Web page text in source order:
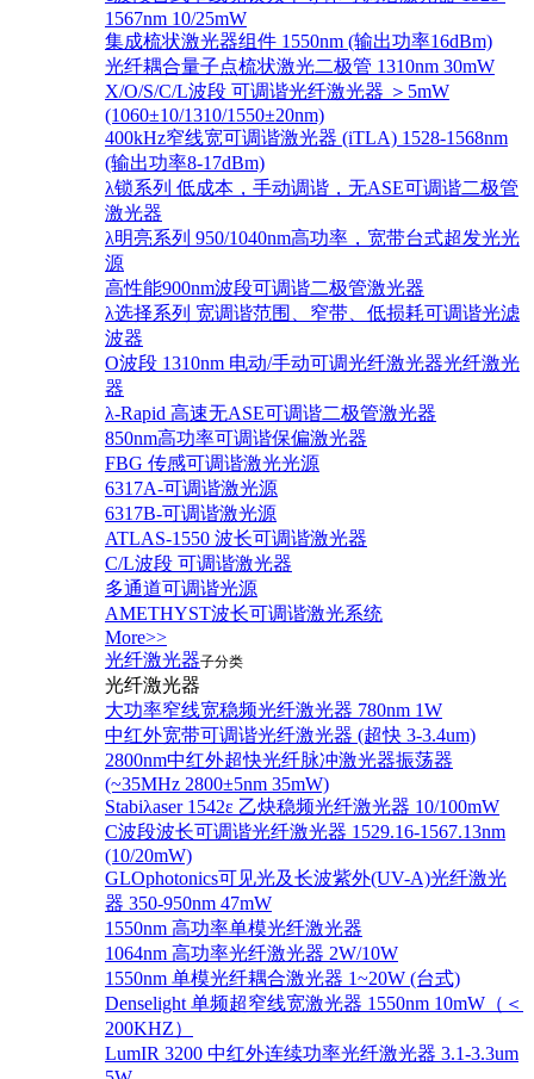
1567nm 10/25mW
集成梳状激光器组件 1550nm (输出功率16dBm)
光纤耦合量子点梳状激光二极管 1310nm 30mW
X/O/S/C/L波段 可调谐光纤激光器 ＞5mW
(1060±10/1310/1550±20nm)
400kHz窄线宽可调谐激光器 (iTLA) 1528-1568nm
(输出功率8-17dBm)
λ锁系列 低成本，手动调谐，无ASE可调谐二极管
激光器
λ明亮系列 950/1040nm高功率，宽带台式超发光光
源
高性能900nm波段可调谐二极管激光器
λ选择系列 宽调谐范围、窄带、低损耗可调谐光滤
波器
O波段 1310nm 电动/手动可调光纤激光器光纤激光
器
λ-Rapid 高速无ASE可调谐二极管激光器
850nm高功率可调谐保偏激光器
FBG 传感可调谐激光光源
6317A-可调谐激光源
6317B-可调谐激光源
ATLAS-1550 波长可调谐激光器
C/L波段 可调谐激光器
多通道可调谐光源
AMETHYST波长可调谐激光系统
More>>
光纤激光器子分类
光纤激光器
大功率窄线宽稳频光纤激光器 780nm 1W
中红外宽带可调谐光纤激光器 (超快 3-3.4um)
2800nm中红外超快光纤脉冲激光器振荡器
(~35MHz 2800±5nm 35mW)
Stabiλaser 1542ε 乙炔稳频光纤激光器 10/100mW
C波段波长可调谐光纤激光器 1529.16-1567.13nm
(10/20mW)
GLOphotonics可见光及长波紫外(UV-A)光纤激光
器 350-950nm 47mW
1550nm 高功率单模光纤激光器
1064nm 高功率光纤激光器 2W/10W
1550nm 单模光纤耦合激光器 1~20W (台式)
Denselight 单频超窄线宽激光器 1550nm 10mW（＜
200KHZ）
LumIR 3200 中红外连续功率光纤激光器 3.1-3.3um